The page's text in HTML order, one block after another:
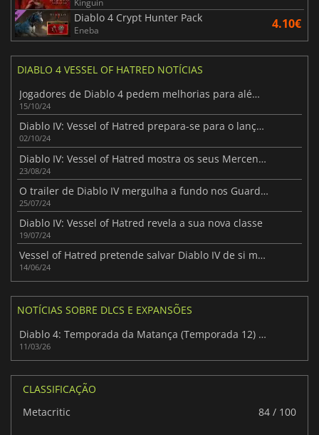
Kinguin
Diablo 4 Crypt Hunter Pack
Eneba 4.10€
DIABLO 4 VESSEL OF HATRED NOTÍCIAS
Jogadores de Diablo 4 pedem melhorias para além de Vessel of Hatred
15/10/24
Diablo IV: Vessel of Hatred prepara-se para o lançamento com um trailer fantástico
02/10/24
Diablo IV: Vessel of Hatred mostra os seus Mercenários em ação
23/08/24
O trailer de Diablo IV mergulha a fundo nos Guardiões Espirituais de Spiritborn
25/07/24
Diablo IV: Vessel of Hatred revela a sua nova classe
19/07/24
Vessel of Hatred pretende salvar Diablo IV de si mesmo
14/06/24
NOTÍCIAS SOBRE DLCS E EXPANSÕES
Diablo 4: Temporada da Matança (Temporada 12) Liberte o Carniceiro que há dentro de você
11/03/26
CLASSIFICAÇÃO
Metacritic
84 / 100